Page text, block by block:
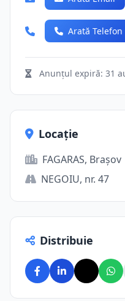
Arată Telefon
Anunțul expiră: 31
Locație
FAGARAS, Brașov
NEGOIU, nr. 47
Distribuie